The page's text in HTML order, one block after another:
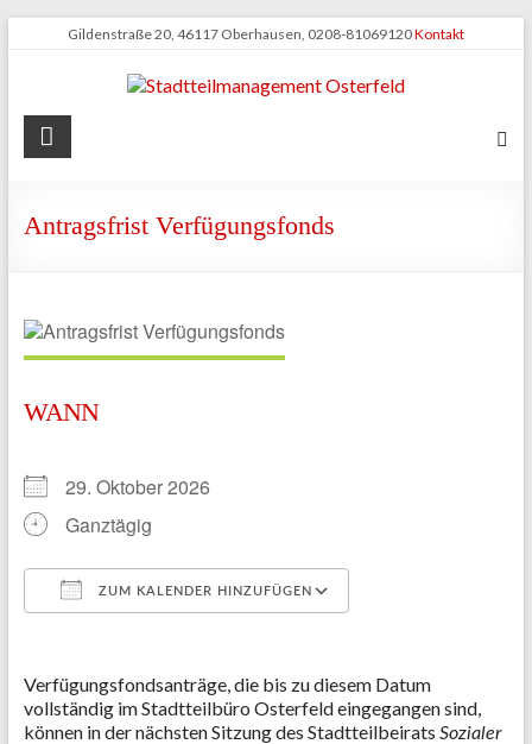
Gildenstraße 20, 46117 Oberhausen, 0208-81069120Kontakt
Stadtteilmanagement
Antragsfrist Verfügungsfonds
WANN
29. Oktober 2026
Ganztägig
ZUM KALENDER HINZUFÜGEN
Verfügungsfondsanträge, die bis zu diesem Datum
vollständig im Stadtteilbüro Osterfeld eingegangen sind,
können in der nächsten Sitzung des Stadtteilbeirats Sozialer